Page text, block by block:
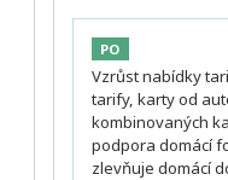
PO
Vzrůst nabídky
tarify, karty od
kombinovaných
podpora domácí
zlevňuje domácí